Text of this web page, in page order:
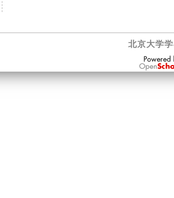
北京大学